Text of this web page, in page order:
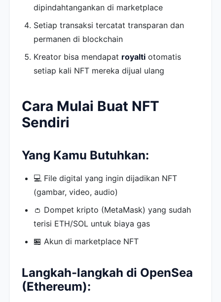
dipindahtangankan di marketplace
Setiap transaksi tercatat transparan dan
permanen di blockchain
Kreator bisa mendapat royalti otomatis
setiap kali NFT mereka dijual ulang
Cara Mulai Buat NFT
Sendiri
Yang Kamu Butuhkan:
💻 File digital yang ingin dijadikan NFT
(gambar, video, audio)
👛 Dompet kripto (MetaMask) yang sudah
terisi ETH/SOL untuk biaya gas
🏪 Akun di marketplace NFT
Langkah-langkah di OpenSea
(Ethereum):